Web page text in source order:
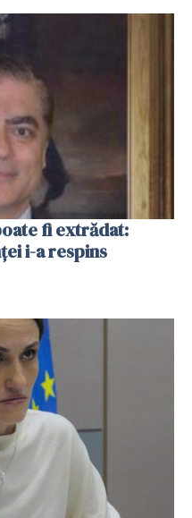
fi extrădat:
i-a respins